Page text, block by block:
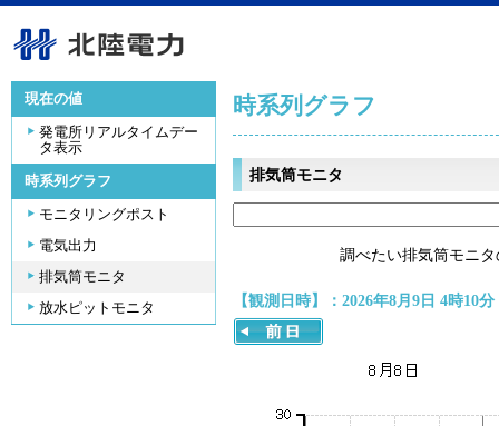
現在の値
発電所リアルタイムデー
タ表示
時系列グラフ
モニタリングポスト
電気出力
排気筒モニタ
放水ピットモニタ
時系列グラフ
排気筒モニタ
調べたい排気筒モニ
【観測日時】：2026年8月9日 4時10分